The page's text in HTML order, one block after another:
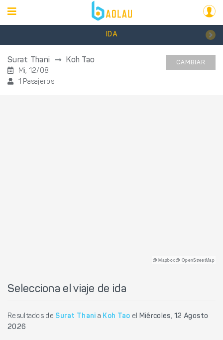
IDA
Surat Thani Koh Tao
Mi, 12/08
1 Pasajeros
CAMBIAR
@ Mapbox @ OpenStreetMap
Selecciona el viaje de ida
Resultados de Surat Thani a Koh Tao el
Miércoles, 12 Agosto
2026